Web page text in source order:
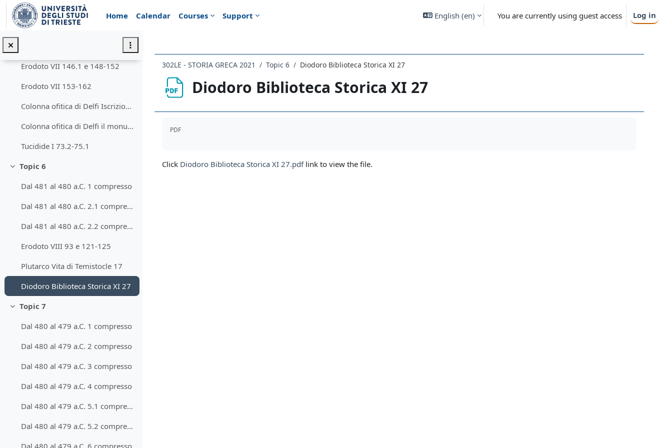
Skip to main content
Home
Calendar Courses Support English ‎(en)‎ You are currently using guest access Log in
Erodoto VII 139.6-141.2
Erodoto VII 141.2-144
Erodoto VII 146.1 e 148-152
Erodoto VII 153-162
Colonna ofitica di Delfi Iscrizione n. 27 Meiggs-Lewis
Colonna ofitica di Delfi il monumento visibile oggi a Istanbul
Tucidide I 73.2-75.1
Collapse
Topic 6
Dal 481 al 480 a.C. 1 compresso
Dal 481 al 480 a.C. 2.1 compresso
Dal 481 al 480 a.C. 2.2 compresso
Erodoto VIII 93 e 121-125
Plutarco Vita di Temistocle 17
Diodoro Biblioteca Storica XI 27
Collapse
Topic 7
Dal 480 al 479 a.C. 1 compresso
Dal 480 al 479 a.C. 2 compresso
Dal 480 al 479 a.C. 3 compresso
Dal 480 al 479 a.C. 4 compresso
Dal 480 al 479 a.C. 5.1 compresso
Dal 480 al 479 a.C. 5.2 compresso
302LE - STORIA GRECA 2021 Topic 6 Diodoro Biblioteca Storica XI 27
Diodoro Biblioteca Storica XI 27
PDF
Click Diodoro Biblioteca Storica XI 27.pdflink to view the file.